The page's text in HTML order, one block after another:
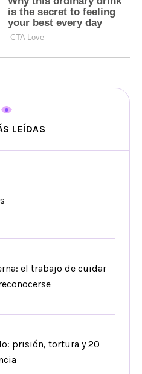
LEÍDAS
el trabajo de cuidar
prisión, tortura y 20